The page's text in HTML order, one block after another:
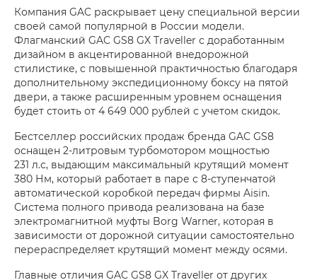
Компания GAC раскрывает цену специальной версии
своей самой популярной в России модели.
Флагманский GAC GS8 GX Traveller с доработанным
дизайном в акцентированной внедорожной
стилистике, c повышенной практичностью благодаря
дополнительному экспедиционному боксу на пятой
двери, а также расширенным уровнем оснащения
будет стоить от 4 649 000 рублей с учетом скидок.
Бестселлер российских продаж бренда GAC GS8
оснащен 2-литровым турбомотором мощностью
231 л.с, выдающим максимальный крутящий момент
380 Нм, который работает в паре с 8-ступенчатой
автоматической коробкой передач фирмы Aisin.
Система полного привода реализована на базе
электромагнитной муфты Borg Warner, которая в
зависимости от дорожной ситуации самостоятельно
перераспределяет крутящий момент между осями.
Главные отличия GAC GS8 GX Traveller от других